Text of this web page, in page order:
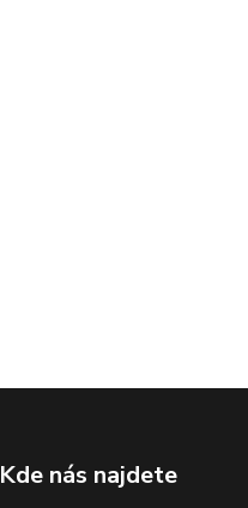
Kde nás najdete